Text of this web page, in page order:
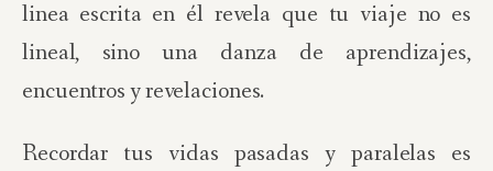
linea escrita en él revela que tu viaje no es
lineal, sino una danza de aprendizajes,
encuentros y revelaciones.
Recordar tus vidas pasadas y paralelas es